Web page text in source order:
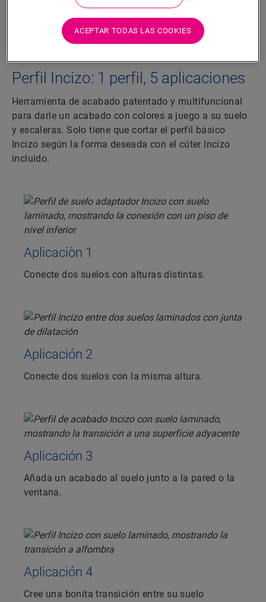
Perfil Incizo: 1 perfil, 5 aplicaciones
Herramienta de acabado patentado y multifuncional
para darle un acabado con colores a juego a su suelo
y escaleras. Solo tiene que cortar el perfil básico
Incizo según la forma deseada con el cúter Incizo
incluido.
Aplicaciòn 1
Conecte dos suelos con alturas distintas.
Aplicación 2
Conecte dos suelos con la misma altura.
Aplicación 3
Añada un acabado al suelo junto a la pared o la
ventana.
Aplicación 4
Cree una bonita transición entre su suelo
ACEPTAR TODAS LAS COOKIES